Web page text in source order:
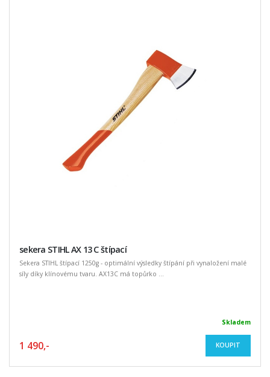
sekera STIHL AX 13 C štípací
Sekera STIHL štípací 1250g - optimální výsledky štípání při vynaložení malé
síly díky klínovému tvaru. AX13C má topůrko ...
Skladem
1 490,- KOUPIT